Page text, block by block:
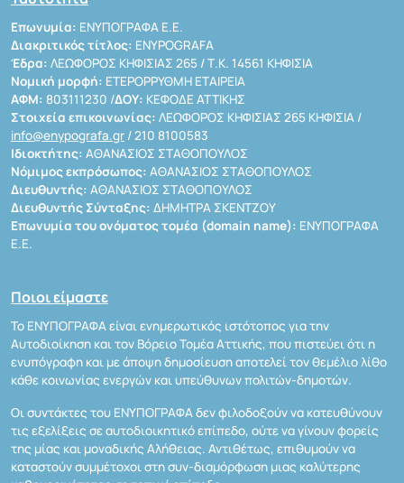
Επωνυμία: ΕΝΥΠΟΓΡΑΦΑ Ε.Ε.
Διακριτικός τίτλος: ENYPOGRAFA
Έδρα: ΛΕΩΦΟΡΟΣ ΚΗΦΙΣΙΑΣ 265 / Τ.Κ. 14561 ΚΗΦΙΣΙΑ
Νομική μορφή: ΕΤΕΡΟΡΡΥΘΜΗ ΕΤΑΙΡΕΙΑ
ΑΦΜ: 803111230 /ΔΟΥ: ΚΕΦΟΔΕ ΑΤΤΙΚΗΣ
Στοιχεία επικοινωνίας: ΛΕΩΦΟΡΟΣ ΚΗΦΙΣΙΑΣ 265 ΚΗΦΙΣΙΑ /
info@enypografa.gr / 210 8100583
Ιδιοκτήτης: ΑΘΑΝΑΣΙΟΣ ΣΤΑΘΟΠΟΥΛΟΣ
Νόμιμος εκπρόσωπος: ΑΘΑΝΑΣΙΟΣ ΣΤΑΘΟΠΟΥΛΟΣ
Διευθυντής: ΑΘΑΝΑΣΙΟΣ ΣΤΑΘΟΠΟΥΛΟΣ
Διευθυντής Σύνταξης: ΔΗΜΗΤΡΑ ΣΚΕΝΤΖΟΥ
Επωνυμία του ονόματος τομέα (domain name): ΕΝΥΠΟΓΡΑΦΑ
Ε.Ε.
Ποιοι είμαστε
Το ΕΝΥΠΟΓΡΑΦΑ είναι ενημερωτικός ιστότοπος για την
Αυτοδιοίκηση και τον Βόρειο Τομέα Αττικής, που πιστεύει ότι η
ενυπόγραφη και με άποψη δημοσίευση αποτελεί τον θεμέλιο λίθο
κάθε κοινωνίας ενεργών και υπεύθυνων πολιτών-δημοτών.
Οι συντάκτες του ΕΝΥΠΟΓΡΑΦΑ δεν φιλοδοξούν να κατευθύνουν
τις εξελίξεις σε αυτοδιοικητικό επίπεδο, ούτε να γίνουν φορείς
της μίας και μοναδικής Αλήθειας. Αντιθέτως, επιθυμούν να
καταστούν συμμέτοχοι στη συν-διαμόρφωση μιας καλύτερης